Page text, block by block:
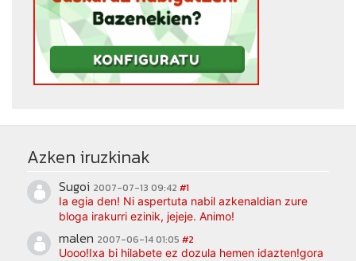
Azken iruzkinak
Sugoi 2007-07-13 09:42 #1
Ia egia den! Ni aspertuta nabil azkenaldian zure
bloga irakurri ezinik, jejeje. Animo!
malen 2007-06-14 01:05 #2
Uooo!Ixa bi hilabete ez dozula hemen idazten!gora